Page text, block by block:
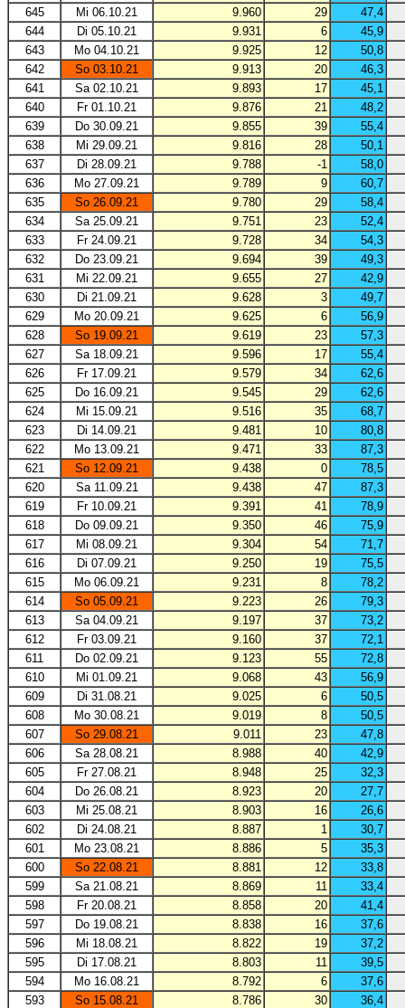
645 Mi 06.10.21 9.960 29
47,4
644
Di 05.10.21 9.931 6
45,9
643
Mo 04.10.21 9.925 12
50,8
642
So 03.10.21 9.913 20
46,3
641
Sa 02.10.21 9.893 17
45,1
640
Fr 01.10.21 9.876 21
48,2
639
Do 30.09.21 9.855 39
55,4
638
Mi 29.09.21 9.816 28
50,1
637
Di 28.09.21 9.788 -1
58,0
636
Mo 27.09.21 9.789 9
60,7
635
So 26.09.21 9.780 29
58,4
634
Sa 25.09.21 9.751 23
52,4
633
Fr 24.09.21 9.728 34
54,3
632
Do 23.09.21 9.694 39
49,3
631
Mi 22.09.21 9.655 27
42,9
630
Di 21.09.21 9.628 3
49,7
629
Mo 20.09.21 9.625 6
56,9
628
So 19.09.21 9.619 23
57,3
627
Sa 18.09.21 9.596 17
55,4
626
Fr 17.09.21 9.579 34
62,6
625
Do 16.09.21 9.545 29
62,6
624
Mi 15.09.21 9.516 35
68,7
623
Di 14.09.21 9.481 10
80,8
622
Mo 13.09.21 9.471 33
87,3
621
So 12.09.21 9.438 0
78,5
620
Sa 11.09.21 9.438 47
87,3
619
Fr 10.09.21 9.391 41
78,9
618
Do 09.09.21 9.350 46
75,9
617
Mi 08.09.21 9.304 54
71,7
616
Di 07.09.21 9.250 19
75,5
615
Mo 06.09.21 9.231 8
78,2
614
So 05.09.21 9.223 26
79,3
613
Sa 04.09.21 9.197 37
73,2
612
Fr 03.09.21 9.160 37
72,1
611
Do 02.09.21 9.123 55
72,8
610
Mi 01.09.21 9.068 43
56,9
609
Di 31.08.21 9.025 6
50,5
608
Mo 30.08.21 9.019 8
50,5
607
So 29.08.21 9.011 23
47,8
606
Sa 28.08.21 8.988 40
42,9
605
Fr 27.08.21 8.948 25
32,3
604
Do 26.08.21 8.923 20
27,7
603
Mi 25.08.21 8.903 16
26,6
602
Di 24.08.21 8.887 1
30,7
601
Mo 23.08.21 8.886 5
35,3
600
So 22.08.21 8.881 12
33,8
599
Sa 21.08.21 8.869 11
33,4
598
Fr 20.08.21 8.858 20
41,4
597
Do 19.08.21 8.838 16
37,6
596
Mi 18.08.21 8.822 19
37,2
595
Di 17.08.21 8.803 11
39,5
594
Mo 16.08.21 8.792 6
37,6
593
So 15.08.21 8.786 30
36,4